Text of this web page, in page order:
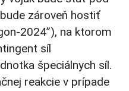
zároveň hostiť
2024”), na ktorom
síl
špeciálnych síl.
reakcie v prípade